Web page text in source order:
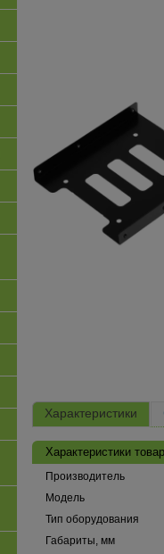
Характеристики
Характеристики
Производитель
Модель
Тип оборудования
Габариты, мм